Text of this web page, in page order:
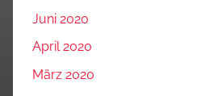
Juni 2020
April 2020
März 2020